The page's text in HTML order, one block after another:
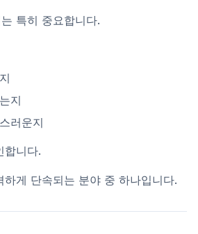
특히 중요합니다.
지
러운지
합니다.
하게 단속되는 분야 중 하나입니다.